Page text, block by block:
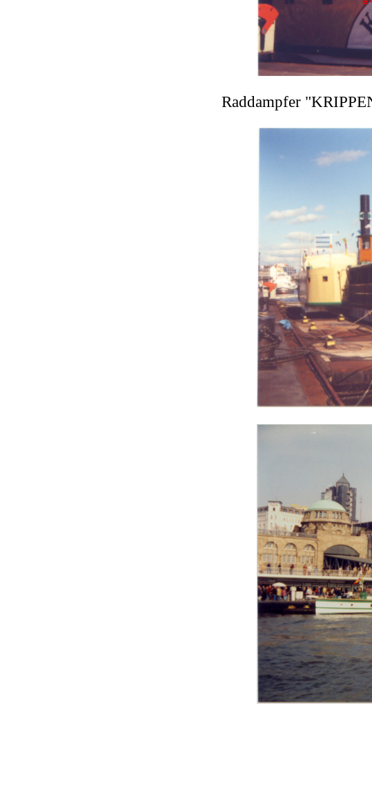
Raddampfer